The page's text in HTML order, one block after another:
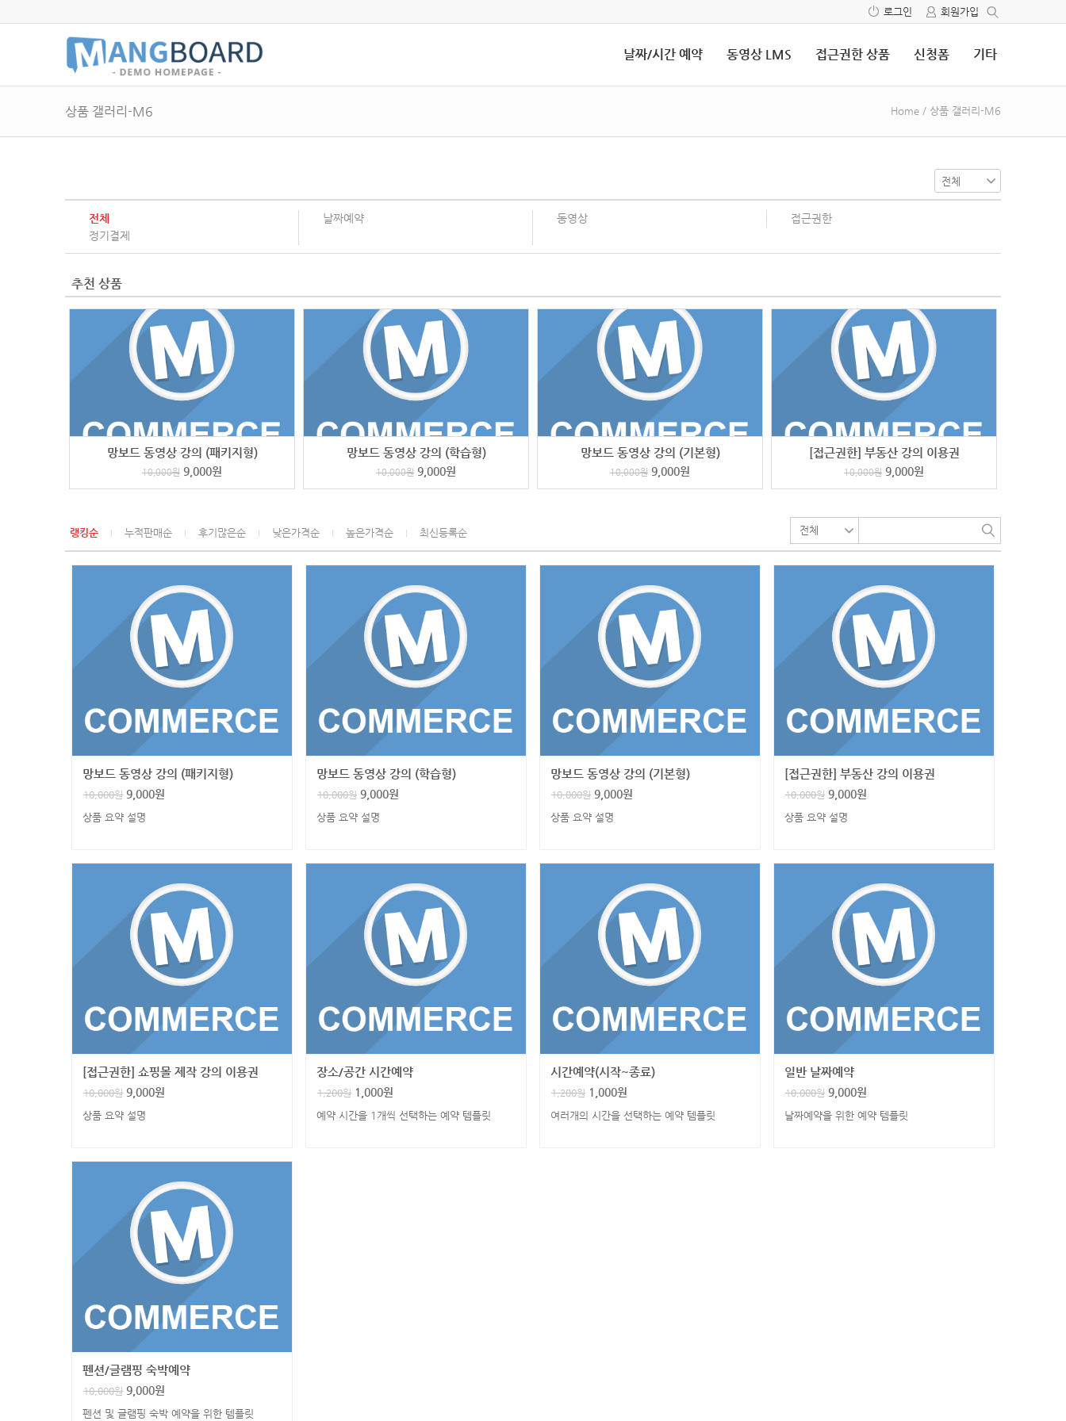
로그인 회원가입
날짜/시간 예약 동영상 LMS 접근권한 상품 신청폼 기타
상품 갤러리-M6 Home / 상품 갤러리-M6
전체 날짜예약 동영상
접근권한
정기결제
추천 상품
망보드 동영상 강의 (패키지형)
10,000원 9,000원
망보드 동영상 강의 (학습형)
10,000원 9,000원
망보드 동영상 강의 (기본형)
10,000원 9,000원
[접근권한] 부동산 강의 이용권
10,000원 9,000원
랭킹순 누적판매순 후기많은순 낮은가격순 높은가격순 최신등록순
망보드 동영상 강의 (패키지형)
10,000원 9,000원
상품 요약 설명
망보드 동영상 강의 (학습형)
10,000원 9,000원
상품 요약 설명
망보드 동영상 강의 (기본형)
10,000원 9,000원
상품 요약 설명
[접근권한] 부동산 강의 이용권
10,000원 9,000원
상품 요약 설명
[접근권한] 쇼핑몰 제작 강의 이용권
10,000원 9,000원
상품 요약 설명
장소/공간 시간예약
1,200원 1,000원
예약 시간을 1개씩 선택하는 예약 템플릿
시간예약(시작~종료)
1,200원 1,000원
여러개의 시간을 선택하는 예약 템플릿
일반 날짜예약
10,000원 9,000원
날짜예약을 위한 예약 템플릿
펜션/글램핑 숙박예약
10,000원 9,000원
펜션 및 글램핑 숙박 예약을 위한 템플릿